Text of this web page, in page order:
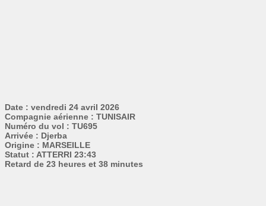
Date : vendredi 24 avril 2026
Compagnie aérienne : TUNISAIR
Numéro du vol : TU695
Arrivée : Djerba
Origine : MARSEILLE
Statut : ATTERRI 23:43
Retard de 23 heures et 38 minutes